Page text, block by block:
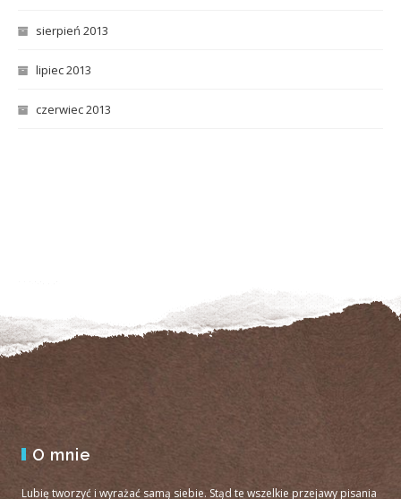
sierpień 2013
lipiec 2013
czerwiec 2013
O mnie
Lubię tworzyć i wyrażać samą siebie. Stąd te wszelkie przejawy pisania